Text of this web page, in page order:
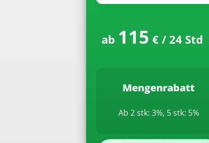
ab 115 € / 24 Std
Mengenrabatt
Ab 2 stk: 3%, 5 stk: 5%